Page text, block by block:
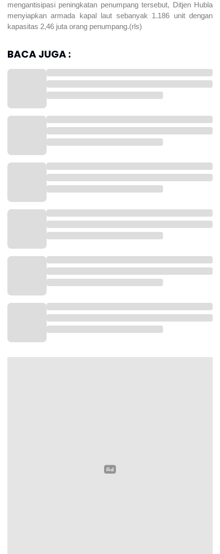
mengantisipasi peningkatan penumpang tersebut, Ditjen Hubla
menyiapkan armada kapal laut sebanyak 1.186 unit dengan
kapasitas 2,46 juta orang penumpang.(rls)
BACA JUGA :